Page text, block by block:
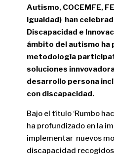
Autismo, COCEMFE,
Igualdad) han
Discapacidad e
ámbito del autismo ha
metodología
soluciones
desarrollo persona
con discapacidad.
Bajo el título ‘Rumbo
ha profundizado en la
implementar nuevos
discapacidad